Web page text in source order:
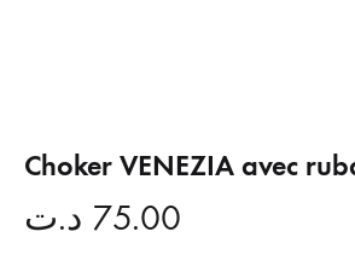
Choker VENEZIA avec
75.00 د.ت